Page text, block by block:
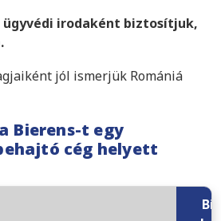
ügyvédi irodaként biztosítjuk,
jól ismerjük Romániá
Bierens-t egy
cég helyett